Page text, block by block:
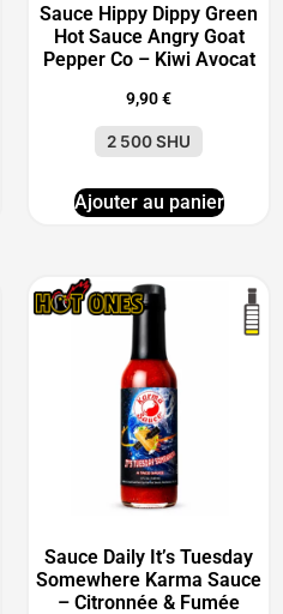
Sauce Hippy Dippy Green
Hot Sauce Angry Goat
Pepper Co – Kiwi Avocat
9,90€
2 500 SHU
Ajouter au panier
Sauce Daily It’s Tuesday
Somewhere Karma Sauce
– Citronnée & Fumée